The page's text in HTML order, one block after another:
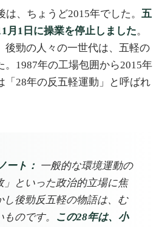
、ちょうど2015年でした。 五
月1日に操業を停止しました。
後勁の人々の一世代は、五軽の
。1987年の工場包囲から2015年
「28年の反五軽運動」と呼ばれ
ート： 一般的な環境運動の
」といった政治的立場に焦
し後勁反五軽の物語は、む
のです。
この28年は、小